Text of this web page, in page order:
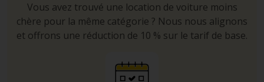
Vous avez trouvé une location de voiture moins
chère pour la même catégorie ? Nous nous alignons
et offrons une réduction de 10 % sur le tarif de base.